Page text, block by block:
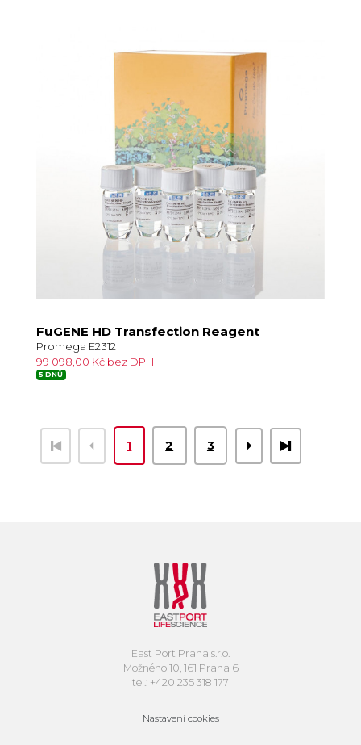
FuGENE HD Transfection Reagent
Promega E2312
99 098,00 Kč bez DPH
5 DNŮ
1 2 3
East Port Praha s.r.o.
Možného 10, 161 Praha 6
tel.: +420 235 318 177
Nastavení cookies